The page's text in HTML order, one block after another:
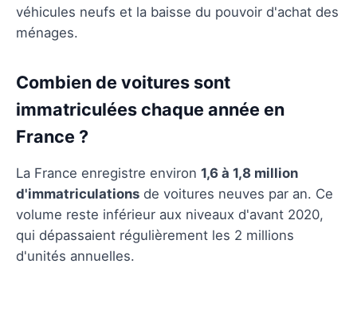
véhicules neufs et la baisse du pouvoir d'achat des
ménages.
Combien de voitures sont
immatriculées chaque année en
France ?
La France enregistre environ 1,6 à 1,8 million
d'immatriculations de voitures neuves par an. Ce
volume reste inférieur aux niveaux d'avant 2020,
qui dépassaient régulièrement les 2 millions
d'unités annuelles.